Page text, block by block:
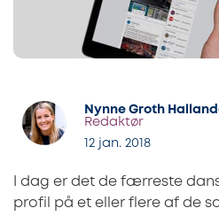
Nynne Groth
Redaktør
12 jan. 2018
I dag er det de færreste
profil på et eller flere af de